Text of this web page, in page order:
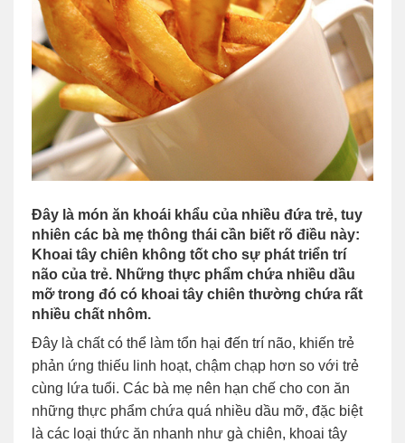
Đây là món ăn khoái khẩu của nhiều đứa trẻ, tuy
nhiên các bà mẹ thông thái cần biết rõ điều này:
Khoai tây chiên không tốt cho sự phát triển trí
não của trẻ. Những thực phẩm chứa nhiều dầu
mỡ trong đó có khoai tây chiên thường chứa rất
nhiều chất nhôm.
Đây là chất có thể làm tổn hại đến trí não, khiến trẻ
phản ứng thiếu linh hoạt, chậm chạp hơn so với trẻ
cùng lứa tuổi. Các bà mẹ nên hạn chế cho con ăn
những thực phẩm chứa quá nhiều dầu mỡ, đặc biệt
là các loại thức ăn nhanh như gà chiên, khoai tây